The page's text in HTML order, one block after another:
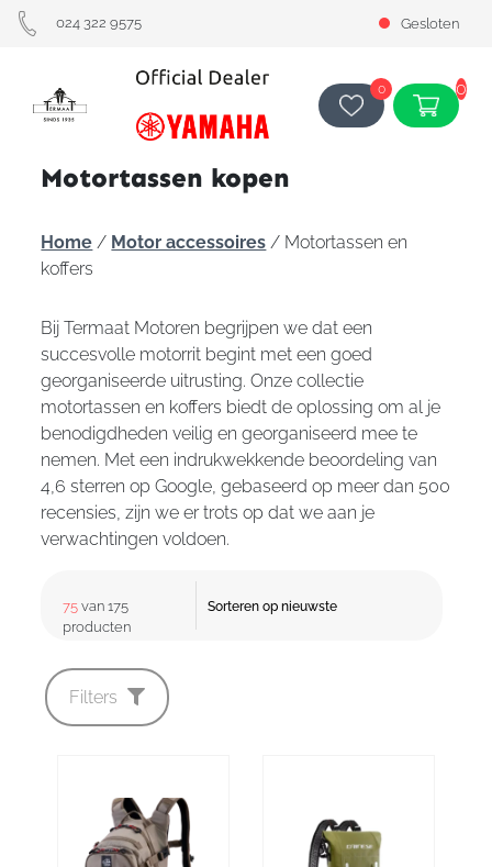
024 322 9575 Gesloten
0 0
Motortassen kopen
Home / Motor accessoires / Motortassen en
koffers
Bij Termaat Motoren begrijpen we dat een
succesvolle motorrit begint met een goed
georganiseerde uitrusting. Onze collectie
motortassen en koffers biedt de oplossing om al je
benodigdheden veilig en georganiseerd mee te
nemen. Met een indrukwekkende beoordeling van
4,6 sterren op Google, gebaseerd op meer dan 500
recensies, zijn we er trots op dat we aan je
verwachtingen voldoen.
75 van 175
producten
Filters